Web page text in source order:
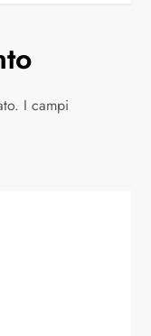
I campi